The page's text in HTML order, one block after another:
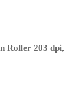
Roller 203 dpi,